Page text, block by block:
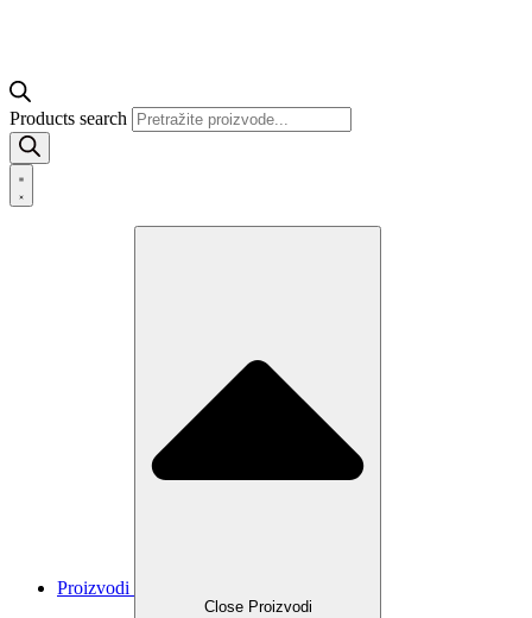
Products search
Proizvodi
Close Proizvodi